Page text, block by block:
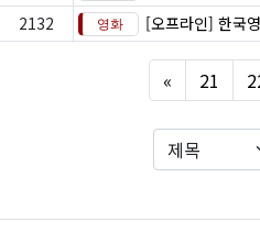
2132
[오프라인] 한국
« Previous
21